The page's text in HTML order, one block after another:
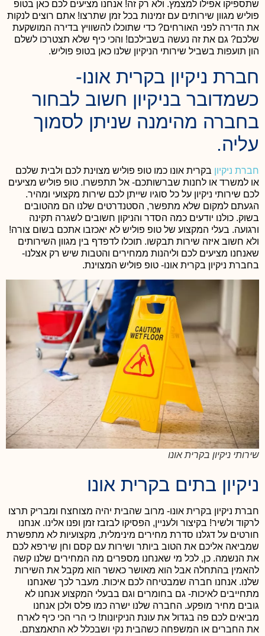
שתספיקו אפילו למצמץ. ולא רק זה! אנחנו מציעים לכם כאן בטופ
פוליש מגוון שירותים עם זמינות בכל זמן שתרצו! אתם רוצים לנקות
את הדירה לפני האורחים? כדי שתוכלו להשוויץ בדירה המושקעת
שלכם? גם את זה נעשה בשבילכם! והכי כיף שלא תצטרכו לשלם
הון תועפות בשביל שירותי הניקיון שלנו כאן בטופ פוליש.
חברת ניקיון בקרית אונו-
כשמדובר בניקיון חשוב לבחור
בחברה מהימנה שניתן לסמוך
עליה.
חברת ניקיון בקרית אונו כמו טופ פוליש מצוינת לכם ולבית שלכם
או למשרד או לחנות שברשותכם- אל תתפשרו. טופ פוליש מציעים
לכם שירותי ניקיון על כל סוגיו שייתן לכם שירות מקצועי ומהיר.
הגעתם למקום שלא מתפשר, הסטנדרטים שלנו הם מהטובים
בשוק. כולנו יודעים כמה הסדר והניקון חשובים לשגרה תקינה
ורגועה. בעלי המקצוע של טופ פוליש לא יאכזבו אתכם בשום צורה!
ולא חשוב איזה שירות תבקשו. תוכלו לדפדף בין מגוון השירותים
שאנחנו מציעים לכם וליהנות ממחירים והטבות שיש רק אצלנו-
בחברת ניקיון בקרית אונו- טופ פוליש המצוינת.
שירותי ניקיון בקרית אונו
ניקיון בתים בקרית אונו
חברת ניקיון בקרית אונו- מרוב שהבית יהיה מצוחצח ומבריק תרצו
לרקוד ולשיר! בקיצור ולעניין, הפסיקו לבזבז זמן ופנו אלינו. אנחנו
חורטים על דגלנו סדרת מחירים מינימלית, מקצועיות לא מתפשרת
שמביאה אליכם את הטוב ביותר ושירות עם קסם וחן שירפא לכם
את הנשמה. כן, לכל מי שאנחנו מספרים מה המחירים שלנו קשה
להאמין בהתחלה אבל הוא מאושר כאשר הוא מקבל את השירות
שלנו. אנחנו חברה שמבטיחה לכם איכות. מעבר לכך שאנחנו
מתחייבים לאיכות- גם בחומרים וגם בבעלי המקצוע אנחנו לא
גובים מחיר מופקע. החברה שלנו ישרה כמו פלס ולכן אנחנו
מביאים לכם פה בגדול את עונת הניקיונות! כי הרי הכי כיף לארח
את החברים או המשפחה כשהבית נקי ושבכלל לא התאמצתם.